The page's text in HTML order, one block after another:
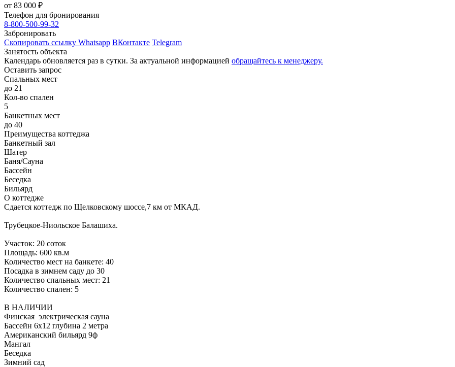
от 83 000 ₽
Телефон для бронирования
8-800-500-99-32
Забронировать
Скопировать ссылку Whatsapp ВКонтакте Telegram
Занятость объекта
Календарь обновляется раз в сутки. За актуальной информацией обращайтесь к менеджеру.
Оставить запрос
Спальных мест
до 21
Кол-во спален
5
Банкетных мест
до 40
Преимущества коттеджа
Банкетный зал
Шатер
Баня/Сауна
Бассейн
Беседка
Бильярд
О коттедже
Сдается коттедж по Щелковскому шоссе,7 км от МКАД.
Трубецкое-Ниольское Балашиха.
Участок: 20 соток
Площадь: 600 кв.м
Количество мест на банкете: 40
Посадка в зимнем саду до 30
Количество спальных мест: 21
Количество спален: 5
В НАЛИЧИИ
Финская электрическая сауна
Бассейн 6х12 глубина 2 метра
Американский бильярд 9ф
Мангал
Беседка
Зимний сад